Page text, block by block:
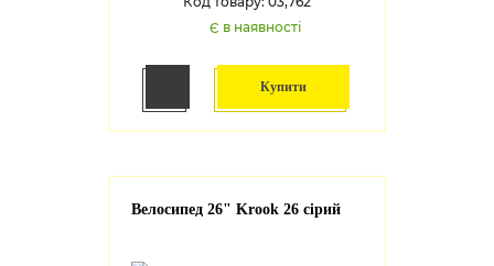
Є в наявності
Купити
Велосипед 26" Krook 26 сірий